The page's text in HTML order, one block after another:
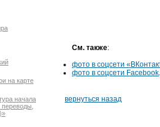
См. также:
фото в соцсети
фото в соцсети Facebook.
вернуться назад
на карте
начала